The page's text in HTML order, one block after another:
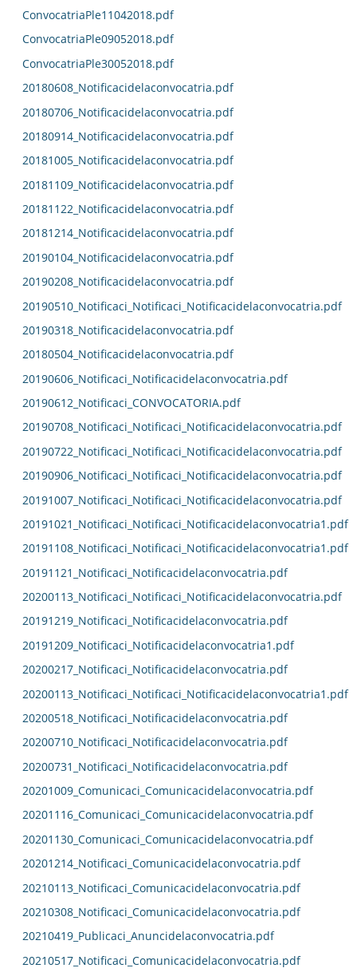
ConvocatriaPle11042018.pdf
ConvocatriaPle09052018.pdf
ConvocatriaPle30052018.pdf
20180608_Notificacidelaconvocatria.pdf
20180706_Notificacidelaconvocatria.pdf
20180914_Notificacidelaconvocatria.pdf
20181005_Notificacidelaconvocatria.pdf
20181109_Notificacidelaconvocatria.pdf
20181122_Notificacidelaconvocatria.pdf
20181214_Notificacidelaconvocatria.pdf
20190104_Notificacidelaconvocatria.pdf
20190208_Notificacidelaconvocatria.pdf
20190510_Notificaci_Notificaci_Notificacidelaconvocatria.pdf
20190318_Notificacidelaconvocatria.pdf
20180504_Notificacidelaconvocatria.pdf
20190606_Notificaci_Notificacidelaconvocatria.pdf
20190612_Notificaci_CONVOCATORIA.pdf
20190708_Notificaci_Notificaci_Notificacidelaconvocatria.pdf
20190722_Notificaci_Notificaci_Notificacidelaconvocatria.pdf
20190906_Notificaci_Notificaci_Notificacidelaconvocatria.pdf
20191007_Notificaci_Notificaci_Notificacidelaconvocatria.pdf
20191021_Notificaci_Notificaci_Notificacidelaconvocatria1.pdf
20191108_Notificaci_Notificaci_Notificacidelaconvocatria1.pdf
20191121_Notificaci_Notificacidelaconvocatria.pdf
20200113_Notificaci_Notificaci_Notificacidelaconvocatria.pdf
20191219_Notificaci_Notificacidelaconvocatria.pdf
20191209_Notificaci_Notificacidelaconvocatria1.pdf
20200217_Notificaci_Notificacidelaconvocatria.pdf
20200113_Notificaci_Notificaci_Notificacidelaconvocatria1.pdf
20200518_Notificaci_Notificacidelaconvocatria.pdf
20200710_Notificaci_Notificacidelaconvocatria.pdf
20200731_Notificaci_Notificacidelaconvocatria.pdf
20201009_Comunicaci_Comunicacidelaconvocatria.pdf
20201116_Comunicaci_Comunicacidelaconvocatria.pdf
20201130_Comunicaci_Comunicacidelaconvocatria.pdf
20201214_Notificaci_Comunicacidelaconvocatria.pdf
20210113_Notificaci_Comunicacidelaconvocatria.pdf
20210308_Notificaci_Comunicacidelaconvocatria.pdf
20210419_Publicaci_Anuncidelaconvocatria.pdf
20210517_Notificaci_Comunicacidelaconvocatria.pdf